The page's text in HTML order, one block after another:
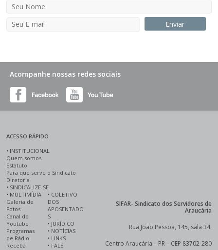
Acompanhe nossas redes sociais
ACESSO RÁPIDO
• INSTITUCIONAL
Quem somos
Estatuto
Para que serve o Sindicato
Diretoria
• SINDICALIZE-SE
• MULTIMÍDIA
Galeria de
Fotos
Canal do
Youtube
Programas
de Rádio
Receba
• COLETIVO
DOS
APOSENTADO
S
• JURÍDICO
• NOTÍCIAS
• LINKS
• FALE
SIFAR- Sindicato dos Servidores de
Araucária
Rua João Pessoa, 145, sala 34.
Centro Araucária – PR – CEP 83702-280